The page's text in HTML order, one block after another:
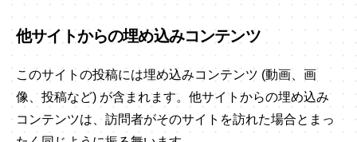
他サイトからの埋め込みコンテンツ
このサイトの投稿には埋め込みコンテンツ (動画、画
像、投稿など) が含まれます。他サイトからの埋め込み
コンテンツは、訪問者がそのサイトを訪れた場合とまっ